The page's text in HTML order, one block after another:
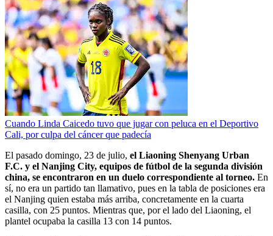
Cuando Linda Caicedo tuvo que jugar con peluca en el Deportivo
Cali, por culpa del cáncer que padecía
El pasado domingo, 23 de julio, el Liaoning Shenyang Urban
F.C. y el Nanjing City, equipos de fútbol de la segunda división
china, se encontraron en un duelo correspondiente al torneo. En
sí, no era un partido tan llamativo, pues en la tabla de posiciones era
el Nanjing quien estaba más arriba, concretamente en la cuarta
casilla, con 25 puntos. Mientras que, por el lado del Liaoning, el
plantel ocupaba la casilla 13 con 14 puntos.